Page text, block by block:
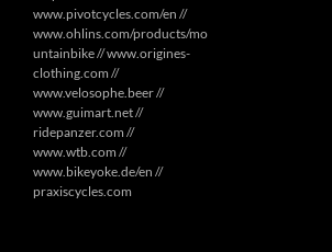
www.pivotcycles.com/en //
www.ohlins.com/products/mo
untainbike // www.origines-
clothing.com //
www.velosophe.beer //
www.guimart.net //
ridepanzer.com //
www.wtb.com //
www.bikeyoke.de/en //
praxiscycles.com